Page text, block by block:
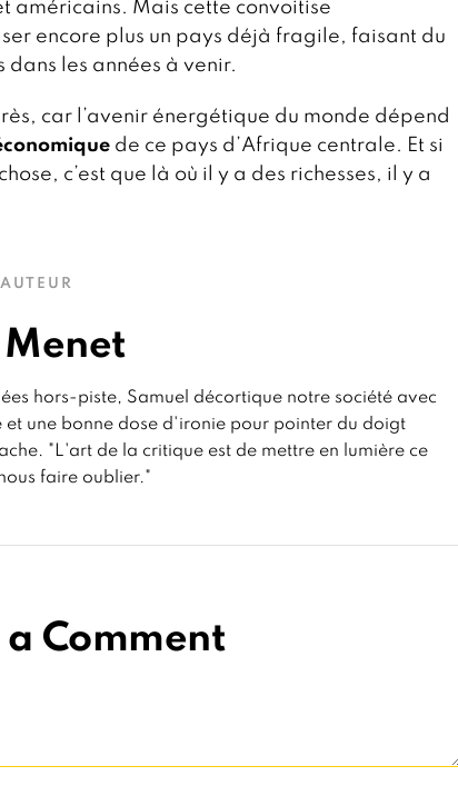
américains. Mais cette convoitise
encore plus un pays déjà fragile, faisant du
les années à venir.
car l’avenir énergétique du monde dépend
de ce pays d’Afrique centrale. Et si
c’est que là où il y a des richesses, il y a
hors-piste, Samuel décortique notre société avec
et une bonne dose d'ironie pour pointer du doigt
"L'art de la critique est de mettre en lumière ce
faire oublier."
a Comment